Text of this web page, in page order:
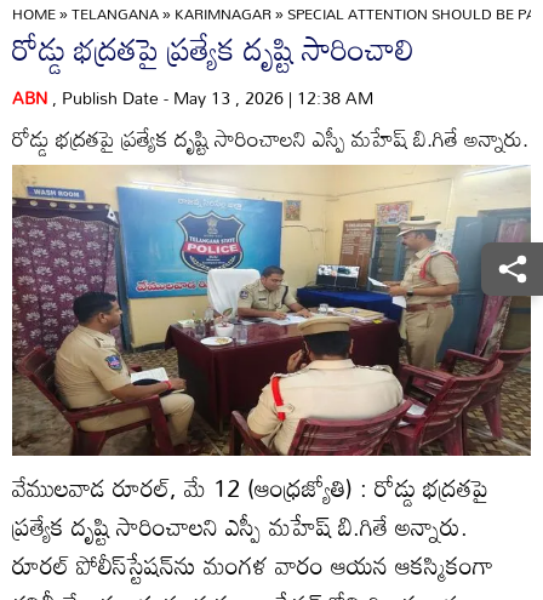
HOME»TELANGANA»KARIMNAGAR»SPECIAL ATTENTION SHOULD BE
రోడ్డు భద్రతపై ప్రత్యేక దృష్టి సారించాలి
ABN, Publish Date - May 13 , 2026 | 12:38 AM
రోడ్డు భద్రతపై ప్రత్యేక దృష్టి సారించాలని ఎస్పీ మహేష్‌ బి.గితే అన్నారు.
వేములవాడ రూరల్‌, మే 12 (ఆంధ్రజ్యోతి) : రోడ్డు భద్రతపై
ప్రత్యేక దృష్టి సారించాలని ఎస్పీ మహేష్‌ బి.గితే అన్నారు.
రూరల్‌ పోలీస్‌స్టేషన్‌ను మంగళ వారం ఆయన ఆకస్మికంగా